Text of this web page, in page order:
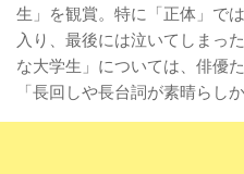
生」を観賞。特に「正体」で
入り、最後には泣いてしまっ
な大学生」については、俳優
「長回しや長台詞が素晴らし